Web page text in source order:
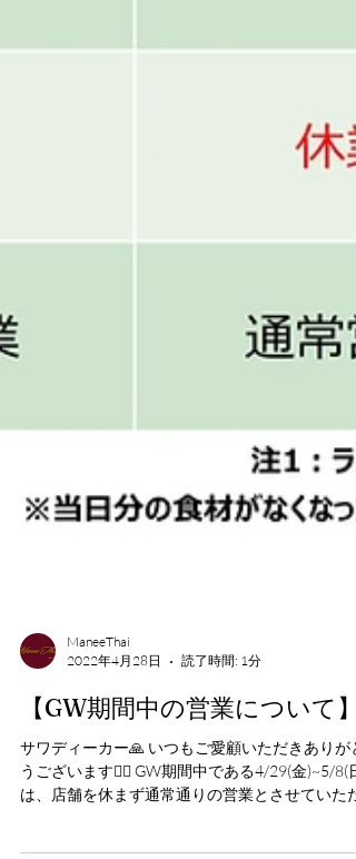
ManeeThai
2022年4月28日
読了時間: 1分
【GW期間中の営業について】
うございます🙇‍♂️ GW期間中である4/29(金)~5/8(